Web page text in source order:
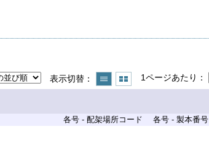
表示切替 1ページあたり
各号 - 配架場所コード 各号 - 製本番号